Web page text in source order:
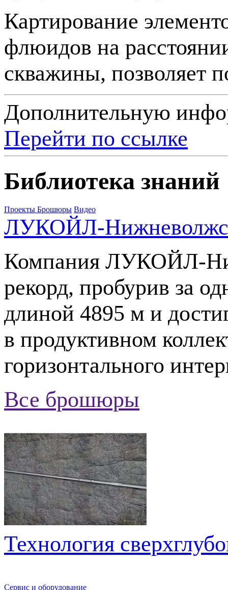
Картирование
флюидов на
скважины, позволяет
Дополнительную
Перейти по ссылке
Библиотека знаний
Проекты Брошюры Видео
ЛУКОЙЛ-
Компания ЛУКОЙЛ-
рекорд, пробурив за
длиной 4895 м и
в продуктивном
горизонтального
Все брошюры
Технология
Сервис и оборудование